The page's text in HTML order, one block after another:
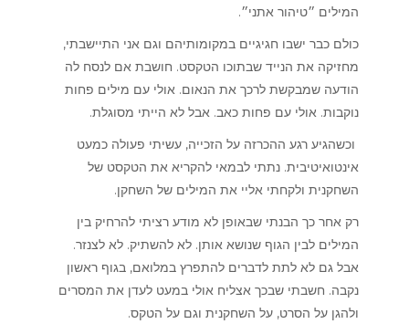
המילים ״טיהור אתני״.
כולם כבר ישבו חגיגיים במקומותיהם וגם אני התיישבתי,
מחזיקה את הנייד שבתוכו הטקסט. חושבת אם לנסח לה
הודעה שמבקשת לרכך את הנאום. אולי עם מילים פחות
נוקבות. אולי עם פחות כאב. אבל לא הייתי מסוגלת.
וכשהגיע רגע ההכרזה על הזכייה, עשיתי פעולה כמעט
אינטואיטיבית. נתתי לבמאי להקריא את הטקסט של
השחקנית ולקחתי אליי את המילים של השחקן.
רק אחר כך הבנתי שבאופן לא מודע רציתי להרחיק בין
המילים לבין הגוף שנושא אותן. לא להשתיק. לא לצנזר.
אבל גם לא לתת לדברים להתפרץ במלואם, בגוף ראשון
נקבה. חשבתי שבכך אצליח אולי במעט לעדן את המסרים
ולהגן על הסרט, על השחקנית וגם על הטקס.